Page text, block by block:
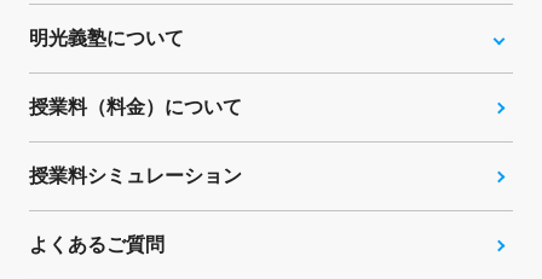
明光義塾について
授業料（料金）について
授業料シミュレーション
よくあるご質問